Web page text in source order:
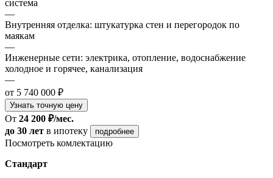
система
—
Внутренняя отделка: штукатурка стен и перегородок по
маякам
—
Инженерные сети: электрика, отопление, водоснабжение
холодное и горячее, канализация
—
от 5 740 000 ₽
Узнать точную цену
От 24 200 ₽/мес.
до 30 лет в ипотеку подробнее
Посмотреть комлектацию
Стандарт